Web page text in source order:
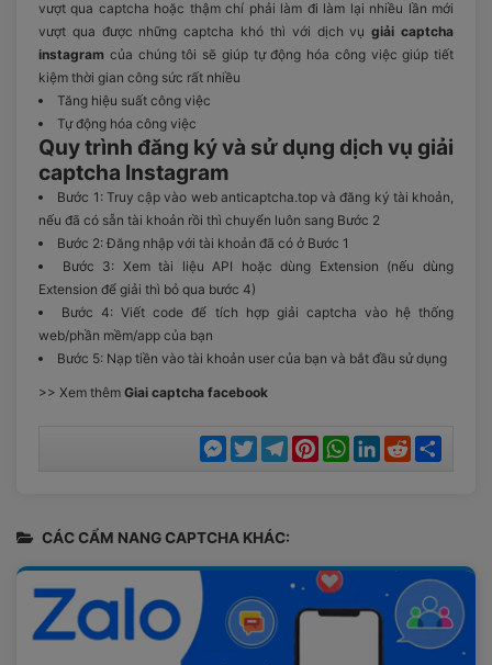
vượt qua captcha hoặc thậm chí phải làm đi làm lại nhiều lần mới
vượt qua được những captcha khó thì với dịch vụgiải captcha
instagram của chúng tôi sẽ giúp tự động hóa công việc giúp tiết
kiệm thời gian công sức rất nhiều
Tăng hiệu suất công việc
Tự động hóa công việc
Quy trình đăng ký và sử dụng dịch vụ giải
captcha Instagram
Bước 1: Truy cập vào web anticaptcha.top và đăng ký tài khoản,
nếu đã có sẵn tài khoản rồi thì chuyển luôn sang Bước 2
Bước 2: Đăng nhập với tài khoản đã có ở Bước 1
Bước 3: Xem tài liệu API hoặc dùng Extension (nếu dùng
Extension để giải thì bỏ qua bước 4)
Bước 4: Viết code để tích hợp giải captcha vào hệ thống
web/phần mềm/app của bạn
Bước 5: Nạp tiền vào tài khoản user của bạn và bắt đầu sử dụng
>> Xem thêm Giai captcha facebook
Messenger
TwitterTelegramPinterestWhatsAppLinkedInReddit
CÁC CẨM NANG CAPTCHA KHÁC: